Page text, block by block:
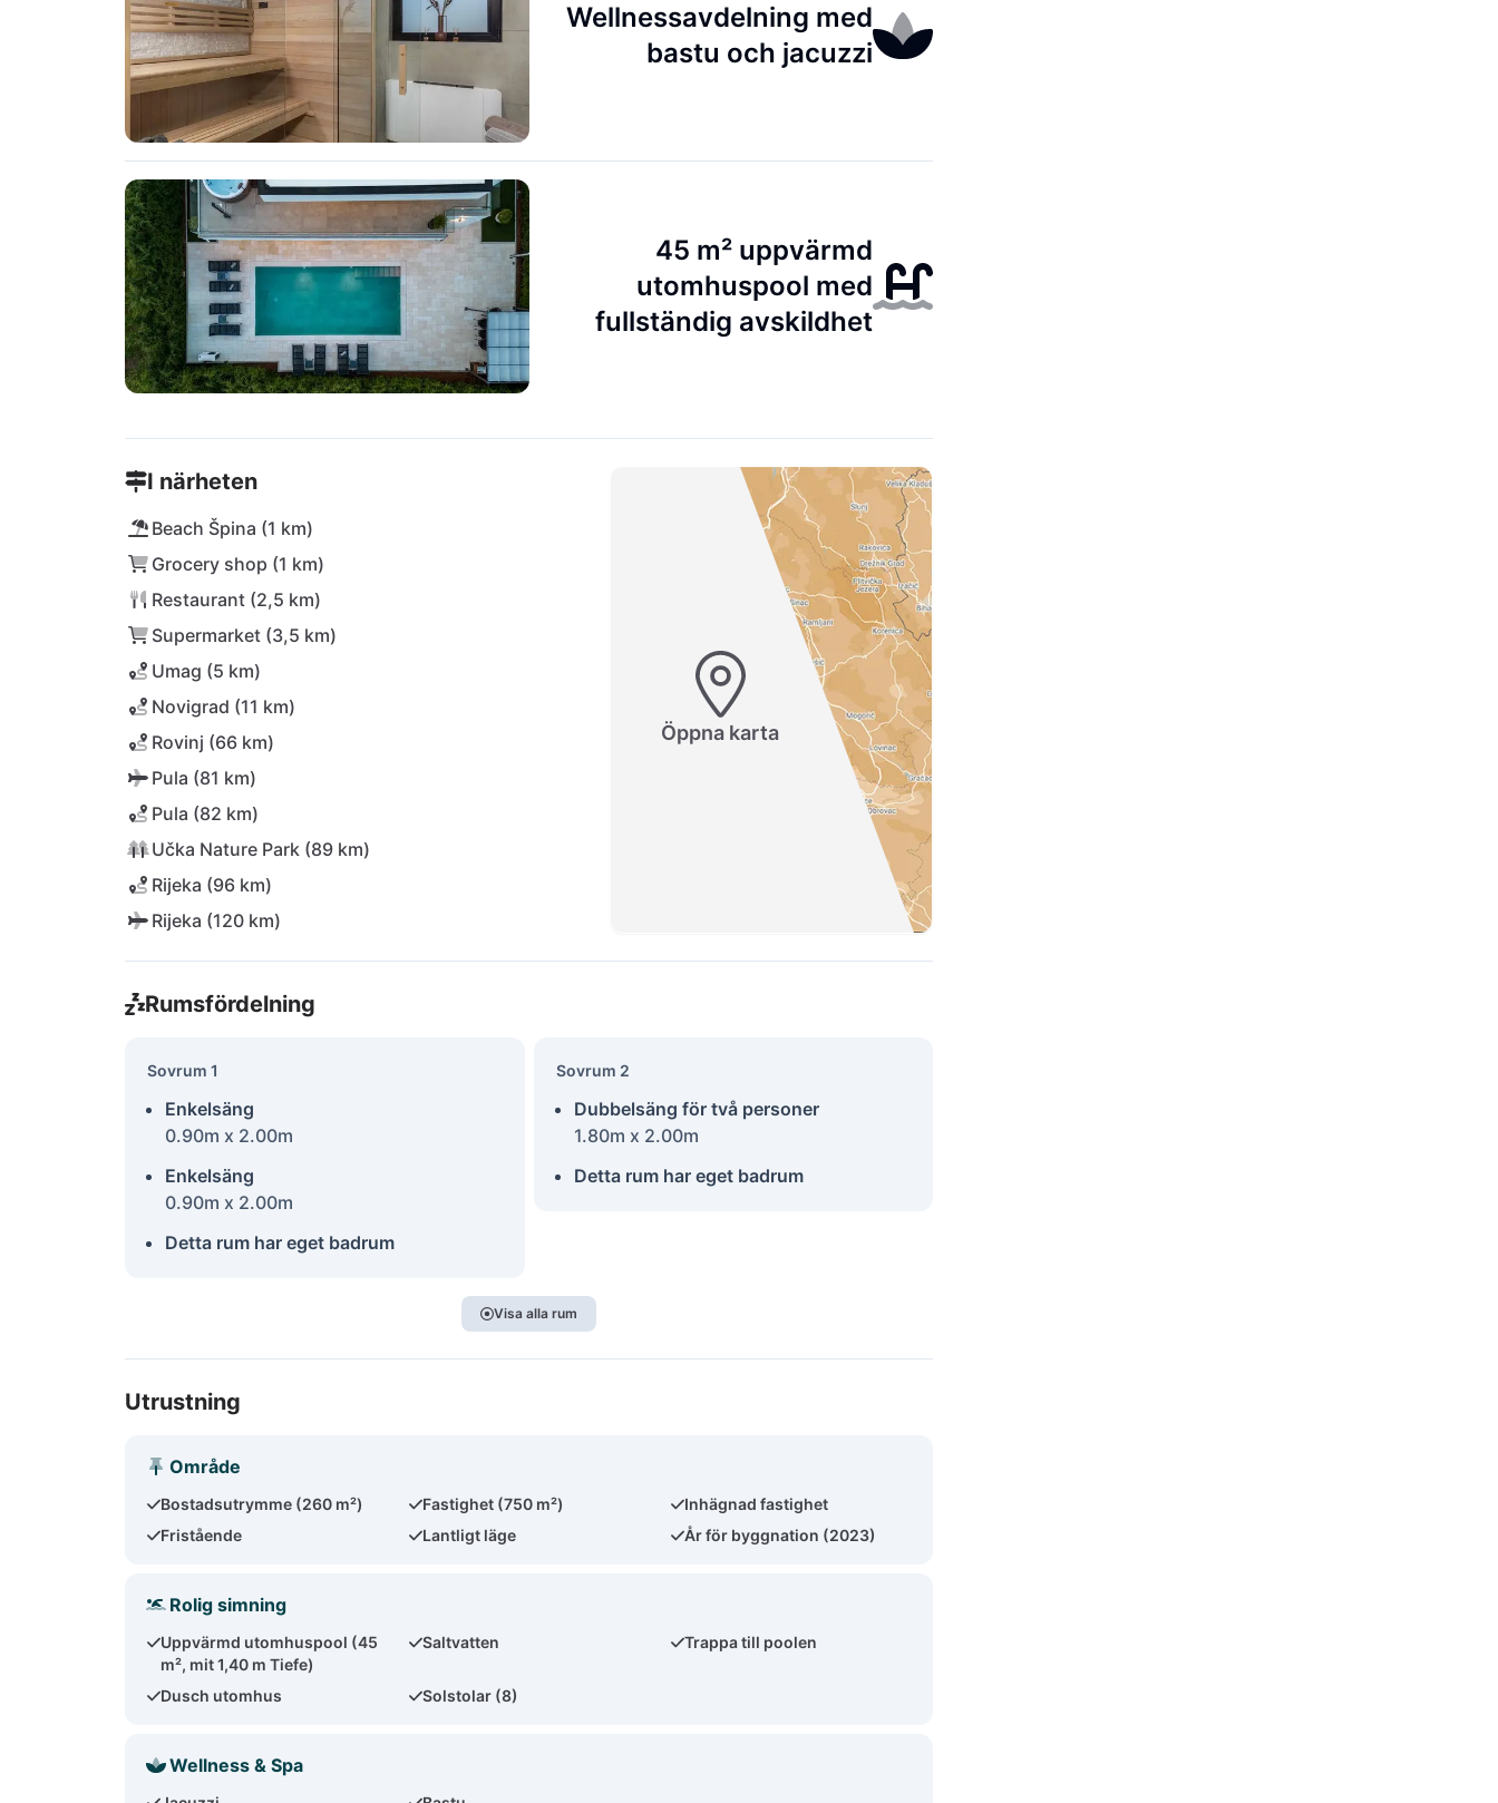
Wellnessavdelning med
bastu och jacuzzi
45 m² uppvärmd
utomhuspool med
fullständig avskildhet
I närheten
Beach Špina (1 km)
Grocery shop (1 km)
Restaurant (2,5 km)
Supermarket (3,5 km)
Umag (5 km)
Novigrad (11 km)
Rovinj (66 km)
Pula (81 km)
Pula (82 km)
Učka Nature Park (89 km)
Rijeka (96 km)
Rijeka (120 km)
Öppna karta
Rumsfördelning
Sovrum 1
Enkelsäng
0.90m x 2.00m
Enkelsäng
0.90m x 2.00m
Detta rum har eget badrum
Sovrum 2
Dubbelsäng för två personer
1.80m x 2.00m
Detta rum har eget badrum
Visa alla rum
Utrustning
Område
Bostadsutrymme (260 m²) Fastighet (750 m²)
Inhägnad fastighet
Fristående
Lantligt läge År för byggnation (2023)
Rolig simning
Uppvärmd utomhuspool (45
m², mit 1,40 m Tiefe)
Saltvatten Trappa till poolen
Dusch utomhus Solstolar (8)
Wellness & Spa